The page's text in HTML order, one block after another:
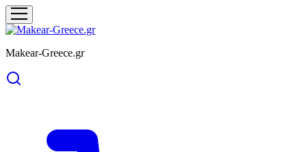
Makear-Greece.gr